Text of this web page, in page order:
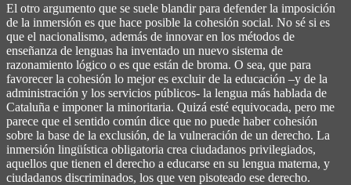
El otro argumento que se suele blandir para defender la imposición
de la inmersión es que hace posible la cohesión social. No sé si es
que el nacionalismo, además de innovar en los métodos de
enseñanza de lenguas ha inventado un nuevo sistema de
razonamiento lógico o es que están de broma. O sea, que para
favorecer la cohesión lo mejor es excluir de la educación –y de la
administración y los servicios públicos- la lengua más hablada de
Cataluña e imponer la minoritaria. Quizá esté equivocada, pero me
parece que el sentido común dice que no puede haber cohesión
sobre la base de la exclusión, de la vulneración de un derecho. La
inmersión lingüística obligatoria crea ciudadanos privilegiados,
aquellos que tienen el derecho a educarse en su lengua materna, y
ciudadanos discriminados, los que ven pisoteado ese derecho.